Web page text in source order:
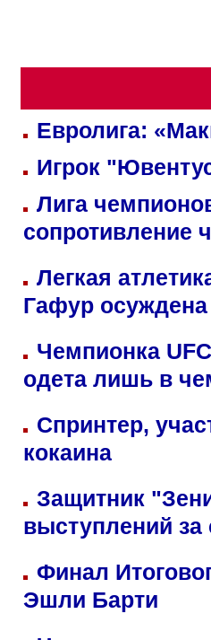
Евролига:
Игрок
Лига
сопротивление
Легкая
Гафур осуждена
Чемпионка
одета лишь в
Спринтер,
кокаина
Защитник
выступлений
Финал
Эшли Барти